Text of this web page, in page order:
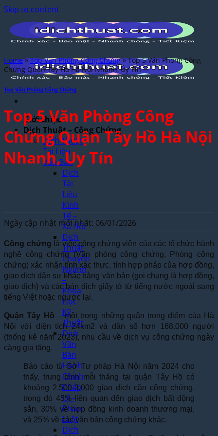
Skip to content
Giới thiệu
Dịch Thuật – Công Chứng
Dịch Thuật
Tài Liệu
Văn Bản
Dịch
Tài
Liệu
Kinh
Tế –
Xã Hội
Dịch
Thuật
Chuyên
Ngành
–
Khoa
Học
Kỹ
Thuật
Dịch
Văn
Bản
Hành
Chính
Pháp
Lý –
Pháp
Luật
Dịch
Home»Top Văn Phòng Công Chứng»Top 5 Văn Phòng Công
Chứng Quận Tây Hồ Hà Nội Nhanh, Uy Tín
Top Văn Phòng Công Chứng
Top 5 Văn Phòng Công
Chứng Quận Tây Hồ Hà Nội
Nhanh, Uy Tín
Ngày cập nhật mới nhất: 06/01/2026
Công chứng là việc công chứng viên của các tổ chức hành
nghề công chứng (Văn phòng công chứng, Phòng công
chứng) xác nhận tính xác thực, tính hợp pháp của hợp đồng,
giao dịch dân sự khác bằng văn bản (gọi chung là hợp đồng,
giao dịch) và các bản dịch giấy tờ từ tiếng nước ngoài sang
tiếng Việt hoặc ngược lại.
Quận Tây Hồ – một trong những quận trọng điểm của Hà
Nội với diện tích 24km2 và dân số hơn 168.000 người
(thống kê năm 2023), nhu cầu về dịch vụ công chứng ngày
càng gia tăng.
Báo cáo từ Sở Tư pháp Hà Nội năm 2024 cho
thấy, trung bình mỗi tháng tại quận Tây Hồ có
khoảng 2.500-3.000 giao dịch cần công chứng,
trong đó 45% liên quan đến giao dịch bất động
sản, 30% về hợp đồng kinh doanh thương mại,
và 25% về các văn bản công chứng khác.